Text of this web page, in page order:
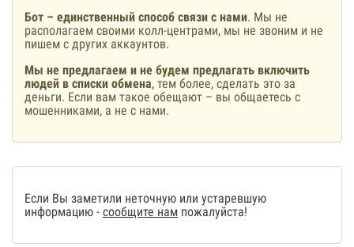
Бот – единственный способ связи с нами. Мы не
располагаем своими колл-центрами, мы не звоним и не
пишем с других аккаунтов.
Мы не предлагаем и не будем предлагать включить
людей в списки обмена, тем более, сделать это за
деньги. Если вам такое обещают – вы общаетесь с
мошенниками, а не с нами.
Если Вы заметили неточную или устаревшую
информацию - сообщите нам пожалуйста!